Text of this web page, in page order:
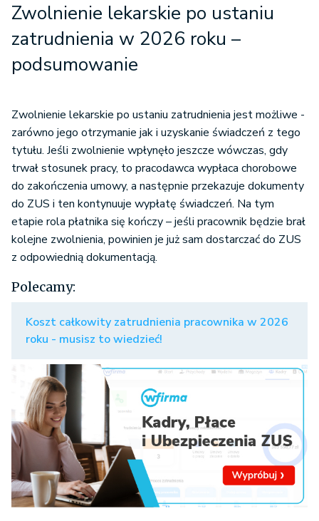
Zwolnienie lekarskie po ustaniu
zatrudnienia w 2026 roku –
podsumowanie
Zwolnienie lekarskie po ustaniu zatrudnienia jest możliwe -
zarówno jego otrzymanie jak i uzyskanie świadczeń z tego
tytułu. Jeśli zwolnienie wpłynęło jeszcze wówczas, gdy
trwał stosunek pracy, to pracodawca wypłaca chorobowe
do zakończenia umowy, a następnie przekazuje dokumenty
do ZUS i ten kontynuuje wypłatę świadczeń. Na tym
etapie rola płatnika się kończy – jeśli pracownik będzie brał
kolejne zwolnienia, powinien je już sam dostarczać do ZUS
z odpowiednią dokumentacją.
Polecamy:
Koszt całkowity zatrudnienia pracownika w 2026
roku - musisz to wiedzieć!